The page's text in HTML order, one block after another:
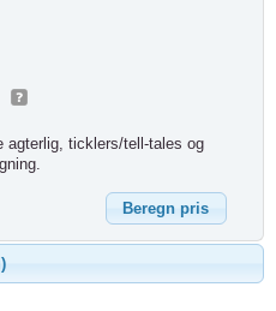
agterlig, ticklers/tell-tales og